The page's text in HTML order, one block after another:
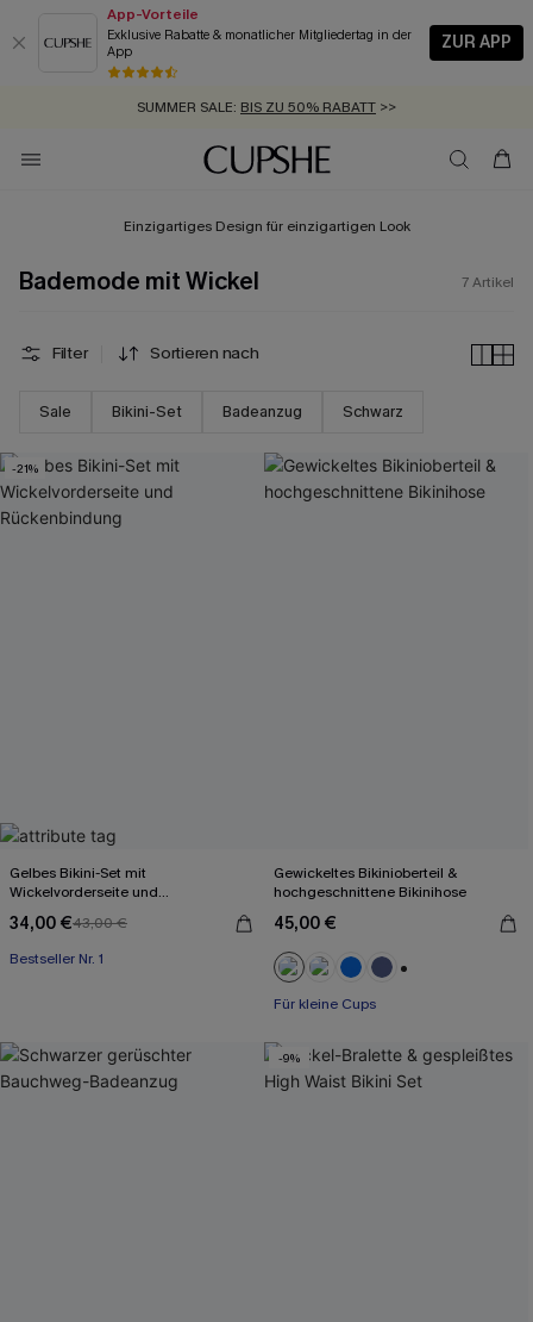
App-Vorteile
Exklusive Rabatte & monatlicher Mitgliedertag in der
App
ZUR APP
GRATIS MASSBAND MIT JEDEM SCHNELLVERSAND-ARTIKEL >>
SUMMER SALE: BIS ZU 50% RABATT >>
ZUM NEWSLETTER:BIS ZU -20% EXTRA ERHALTEN
KOSTENLOSER VERSAND AB 89 €
Einzigartiges Design für einzigartigen Look
Bademode mit Wickel 7Artikel
Filter Sortieren nach
Sale Bikini-Set Badeanzug Schwarz
-21%
Gelbes Bikini-Set mit
Wickelvorderseite und
34,00 €43,00 €
Bestseller Nr. 1
Gewickeltes Bikinioberteil &
hochgeschnittene Bikinihose
45,00 €
Für kleine Cups
-9%